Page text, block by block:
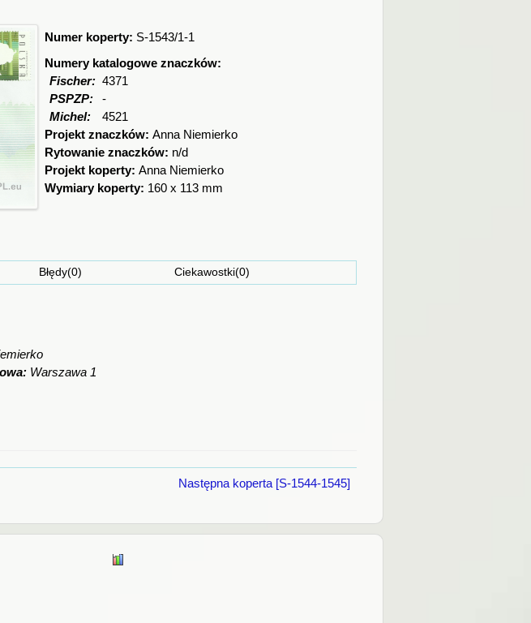
Numer koperty: S-1543/1-1
Numery katalogowe znaczków:
Fischer: 4371
PSPZP:
-
Michel:
4521
Projekt znaczków: Anna Niemierko
Rytowanie znaczków: n/d
Projekt koperty: Anna Niemierko
Wymiary koperty: 160 x 113 mm
Błędy(0) Ciekawostki(0)
Warszawa 1
Następna koperta [S-1544-1545]